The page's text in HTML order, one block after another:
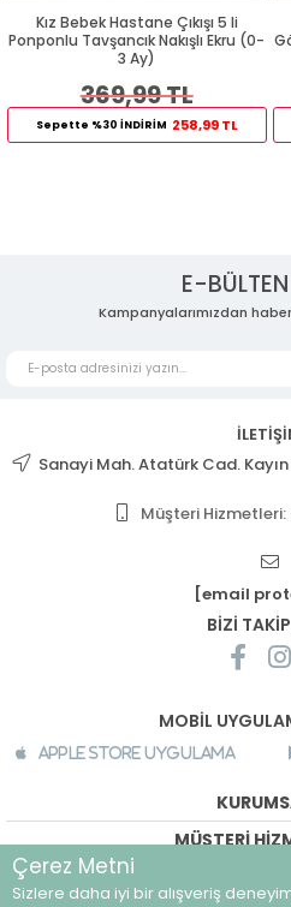
Kız Bebek Hastane Çıkışı 5 li
Ponponlu Tavşancık Nakışlı Ekru (0-
3 Ay)
369,99 TL
Sepette %30 İNDİRİM 258,99 TL
E-
Kampanyalarımızdan
Sanayi Mah. Atatürk Cad.
Müşteri Hizmetleri:
[email
BİZİ
MOBİL
Apple Store Uygulama
MÜŞTERİ
Çerez Metni
Sizlere daha iyi bir alışveriş